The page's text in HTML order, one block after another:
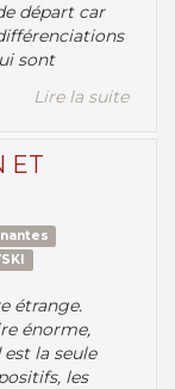
départ car
sont
Lire la suite
ET
étrange.
énorme,
la seule
les